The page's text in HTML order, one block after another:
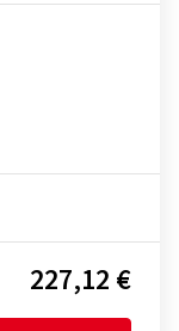
227,12 €